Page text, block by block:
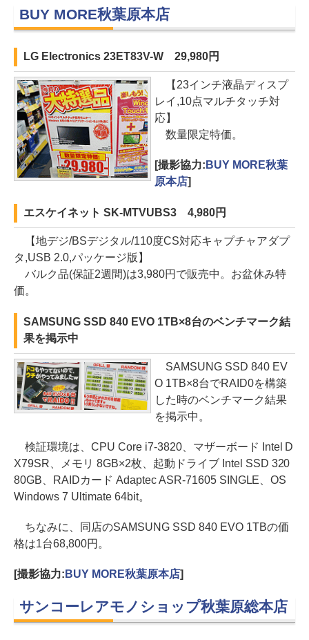
BUY MORE秋葉原本店
LG Electronics 23ET83V-W 29,980円
【23インチ液晶ディスプ
レイ,10点マルチタッチ対
応】
数量限定特価。
[撮影協力: BUY MORE秋葉
原本店]
エスケイネット SK-MTVUBS3 4,980円
【地デジ/BSデジタル/110度CS対応キャプチャアダプ
タ,USB 2.0,パッケージ版】
バルク品(保証2週間)は3,980円で販売中。お盆休み特
価。
SAMSUNG SSD 840 EVO 1TB×8台のベンチマーク結
果を掲示中
SAMSUNG SSD 840 EV
O 1TB×8台でRAID0を構築
した時のベンチマーク結果
を掲示中。
検証環境は、CPU Core i7-3820、マザーボード Intel D
X79SR、メモリ 8GB×2枚、起動ドライブ Intel SSD 320
80GB、RAIDカード Adaptec ASR-71605 SINGLE、OS
Windows 7 Ultimate 64bit。
ちなみに、同店のSAMSUNG SSD 840 EVO 1TBの価
格は1台68,800円。
[撮影協力: BUY MORE秋葉原本店]
サンコーレアモノショップ秋葉原総本店